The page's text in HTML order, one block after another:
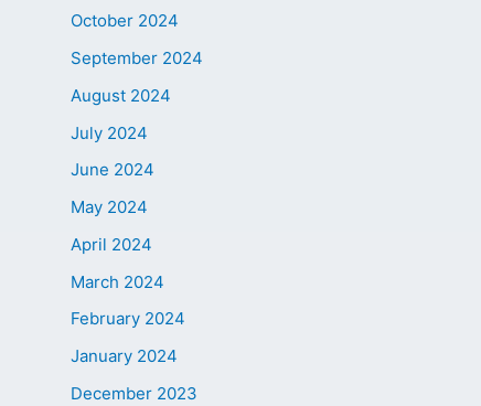
October 2024
September 2024
August 2024
July 2024
June 2024
May 2024
April 2024
March 2024
February 2024
January 2024
December 2023